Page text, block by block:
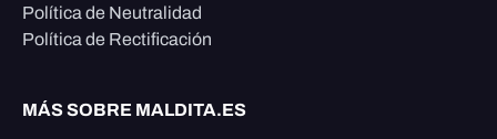
Política de Neutralidad
Política de Rectificación
MÁS SOBRE MALDITA.ES